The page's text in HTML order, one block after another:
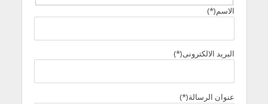
الاسم(*)
البريد الالكترونى(*)
عنوان الرسالة(*)